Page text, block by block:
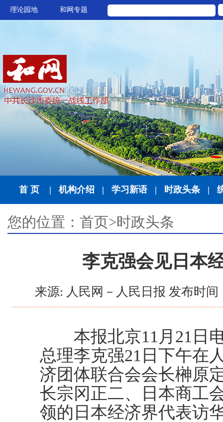
理论园地 和网专题
首 页 | 机构介绍 | 学习新语 | 时政头条 |
您的位置： 首页>时政头条
李克强会见日本
来源: 人民网－人民日报 发布时间
本报北京11月21日电
总理李克强21日下午在
济团体联合会会长榊原
长宗冈正二、日本商工
领的日本经济界代表访